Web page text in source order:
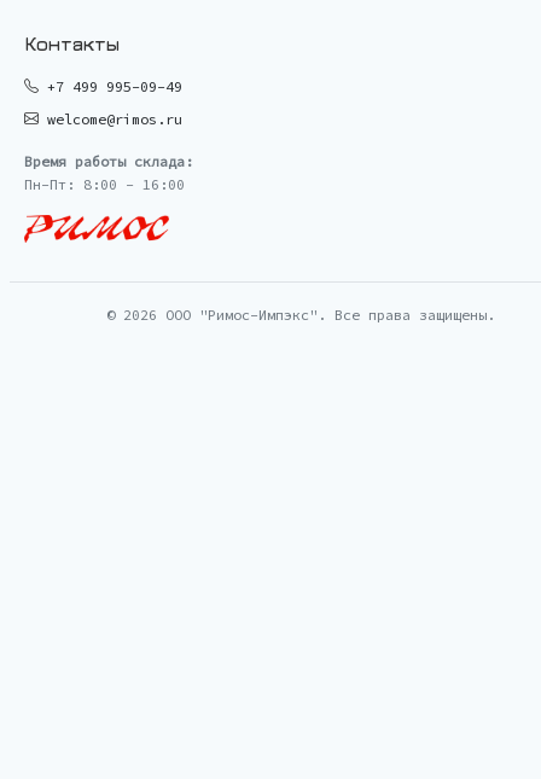
Контакты
+7 499 995-09-49
welcome@rimos.ru
Время работы склада:
Пн-Пт: 8:00 - 16:00
© 2026 ООО "Римос-Импэкс". Все права защищены.